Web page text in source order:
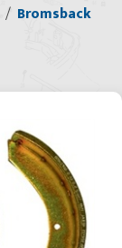
Bromsback